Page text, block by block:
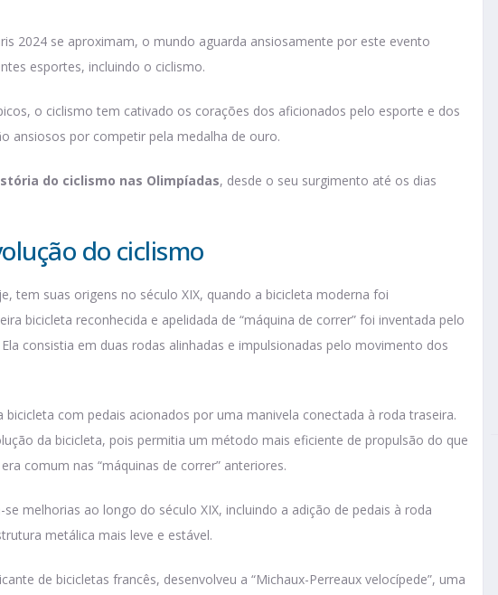
2024 se aproximam, o mundo aguarda ansiosamente por este evento
esportes, incluindo o ciclismo.
o ciclismo tem cativado os corações dos aficionados pelo esporte e dos
ansiosos por competir pela medalha de ouro.
do ciclismo nas Olimpíadas, desde o seu surgimento até os dias
do ciclismo
tem suas origens no século XIX, quando a bicicleta moderna foi
bicicleta reconhecida e apelidada de “máquina de correr” foi inventada pelo
consistia em duas rodas alinhadas e impulsionadas pelo movimento dos
bicicleta com pedais acionados por uma manivela conectada à roda traseira.
da bicicleta, pois permitia um método mais eficiente de propulsão do que
comum nas “máquinas de correr” anteriores.
melhorias ao longo do século XIX, incluindo a adição de pedais à roda
metálica mais leve e estável.
de bicicletas francês, desenvolveu a “Michaux-Perreaux velocípede”, uma